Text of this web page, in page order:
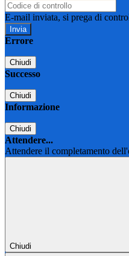
E-mail inviata, si prega di
Errore
Chiudi
Successo
Chiudi
Informazione
Chiudi
Attendere...
Attendere il completamento
Chiudi